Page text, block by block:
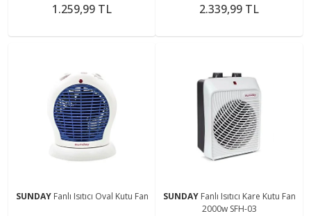
1.259,99 TL 2.339,99 TL
SUNDAY Fanlı Isıtıcı Oval Kutu Fan SUNDAY Fanlı Isıtıcı Kare Kutu Fan
2000w SFH-03